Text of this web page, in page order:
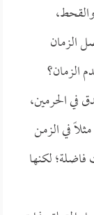
الزمان
الزمان؟
في الحرمين،
في الزمن
لكنها